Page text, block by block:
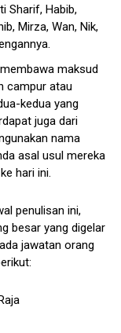
Sharif, Habib,
Mirza, Wan, Nik,
maksud
campur atau
kedua yang
juga dari
nama
asal usul mereka
hari ini.
penulisan ini,
besar yang digelar
jawatan orang